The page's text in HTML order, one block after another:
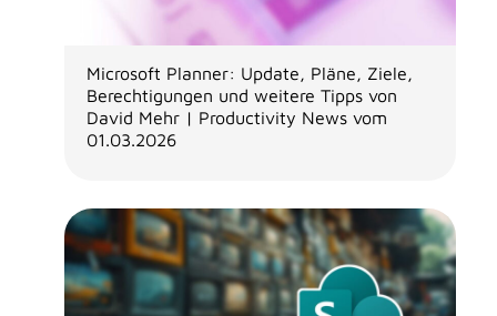
Microsoft Planner: Update, Pläne, Ziele,
Berechtigungen und weitere Tipps von
David Mehr | Productivity News vom
01.03.2026